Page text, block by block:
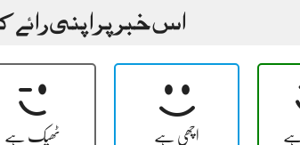
اس خبر پر اپنی رائے
ٹھیک ہے اچھی ہے